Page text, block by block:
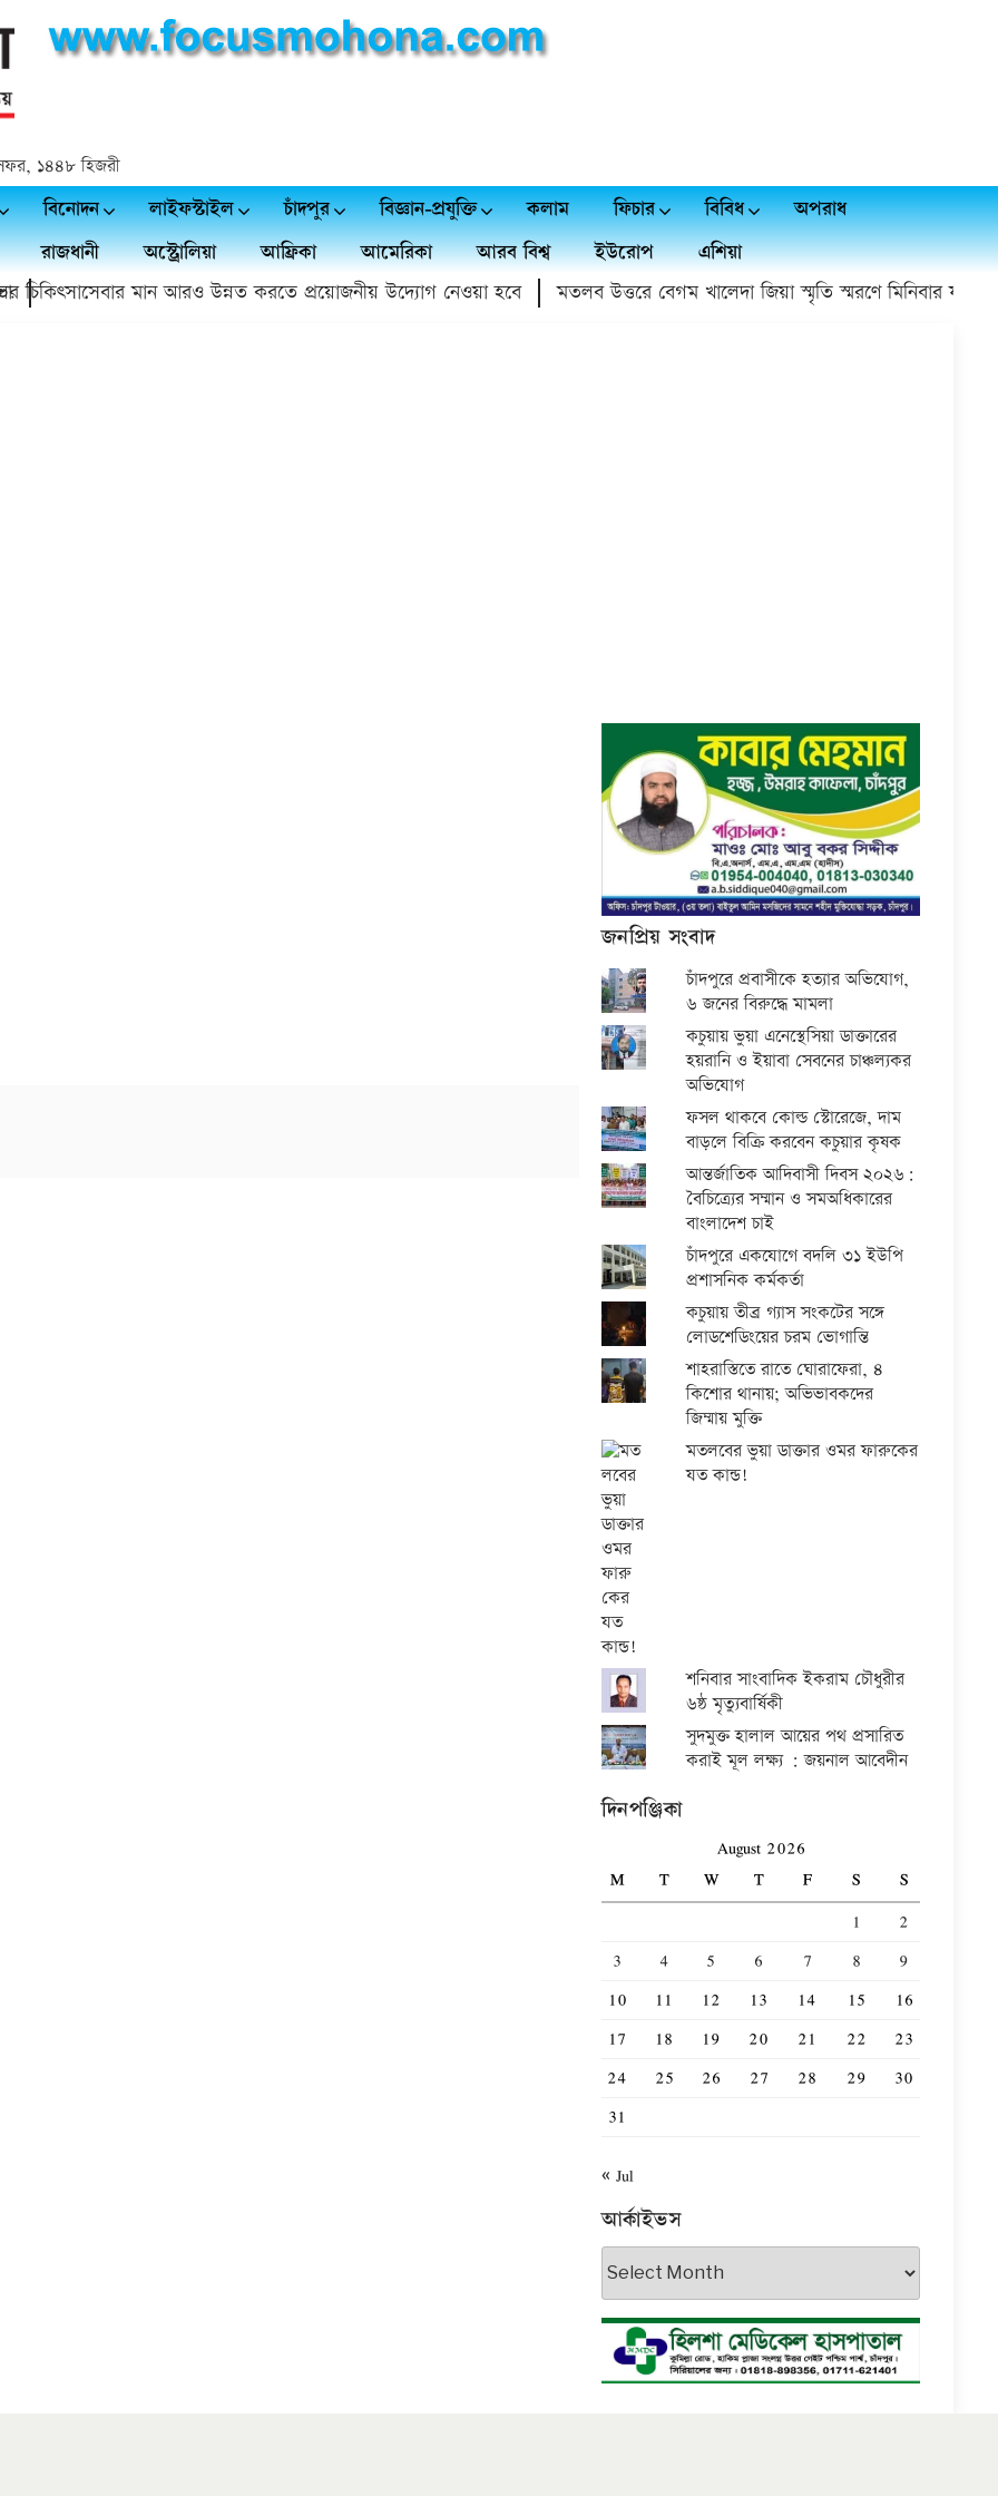
১৪৪৮ হিজরী
বিনোদন লাইফস্টাইল চাঁদপুর বিজ্ঞান-প্রযুক্তি কলাম ফিচার বিবিধ
অপরাধ
রাজধানী
অস্ট্রোলিয়া আফ্রিকা আমেরিকা আরব বিশ্ব ইউরোপ
এশিয়া
মান আরও উন্নত করতে প্রয়োজনীয় উদ্যোগ নেওয়া হবে
মতলব উত্তরে বেগম খালেদা জিয়া স্মৃতি স্মরণে মিনিবার ফুটবল
জনপ্রিয় সংবাদ
চাঁদপুরে প্রবাসীকে হত্যার অভিযোগ,
৬ জনের বিরুদ্ধে মামলা
কচুয়ায় ভুয়া এনেস্থেসিয়া ডাক্তারের
হয়রানি ও ইয়াবা সেবনের চাঞ্চল্যকর
অভিযোগ
ফসল থাকবে কোল্ড স্টোরেজে, দাম
বাড়লে বিক্রি করবেন কচুয়ার কৃষক
আন্তর্জাতিক আদিবাসী দিবস ২০২৬:
বৈচিত্র্যের সম্মান ও সমঅধিকারের
বাংলাদেশ চাই
চাঁদপুরে একযোগে বদলি ৩১ ইউপি
প্রশাসনিক কর্মকর্তা
কচুয়ায় তীব্র গ্যাস সংকটের সঙ্গে
লোডশেডিংয়ের চরম ভোগান্তি
শাহরাস্তিতে রাতে ঘোরাফেরা, ৪
কিশোর থানায়; অভিভাবকদের
জিম্মায় মুক্তি
মতলবের ভুয়া ডাক্তার ওমর ফারুকের
যত কান্ড!
শনিবার সাংবাদিক ইকরাম চৌধুরীর
৬ষ্ঠ মৃত্যুবার্ষিকী
সুদমুক্ত হালাল আয়ের পথ প্রসারিত
করাই মূল লক্ষ্য : জয়নাল আবেদীন
দিনপঞ্জিকা
August 2026
M
T W T F S
S
1
2
3
4 5 6 7 8
9
10
11 12 13 14 15
16
17
18 19 20 21 22
23
24
25 26 27 28 29
30
31
« Jul
আর্কাইভস
আর্কাইভস